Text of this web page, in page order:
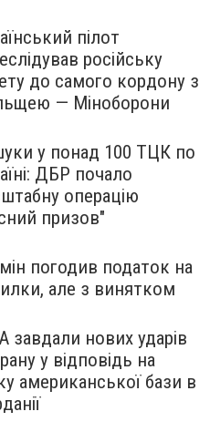
пілот
російську
до самого кордону з
— Міноборони
у понад 100 ТЦК по
ДБР почало
операцію
призов"
погодив податок на
але з винятком
завдали нових ударів
у відповідь на
американської бази в